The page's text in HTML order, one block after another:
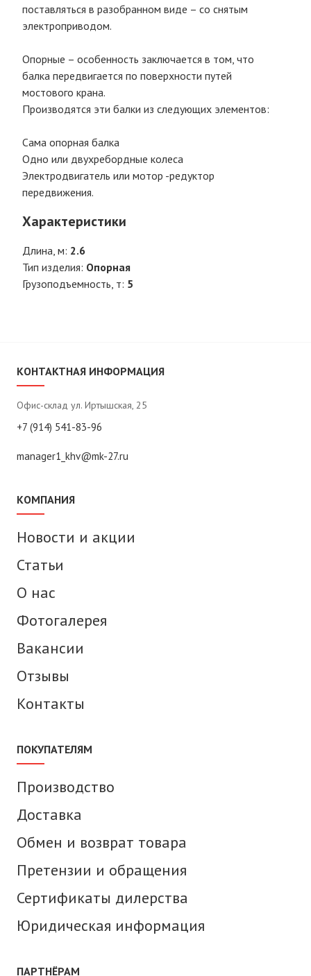
поставляться в разобранном виде – со снятым
электроприводом.
Опорные – особенность заключается в том, что
балка передвигается по поверхности путей
мостового крана.
Производятся эти балки из следующих элементов:
Сама опорная балка
Одно или двухребордные колеса
Электродвигатель или мотор -редуктор
передвижения.
Характеристики
Длина, м: 2.6
Тип изделия: Опорная
Грузоподъемность, т: 5
КОНТАКТНАЯ ИНФОРМАЦИЯ
Офис-склад ул. Иртышская, 25
+7 (914) 541-83-96
manager1_khv@mk-27.ru
КОМПАНИЯ
Новости и акции
Статьи
О нас
Фотогалерея
Вакансии
Отзывы
Контакты
ПОКУПАТЕЛЯМ
Производство
Доставка
Обмен и возврат товара
Претензии и обращения
Сертификаты дилерства
Юридическая информация
ПАРТНЁРАМ